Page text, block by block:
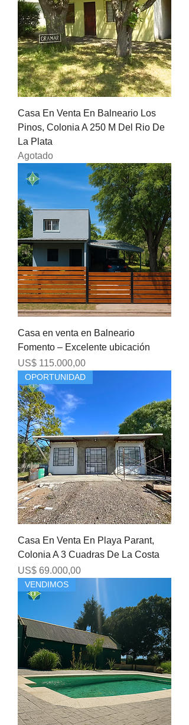
Casa En Venta En Balneario Los
Pinos, Colonia A 250 M Del Rio De
La Plata
Agotado
Casa en venta en Balneario
Fomento – Excelente ubicación
Precio
US$ 115.000,00
OPORTUNIDAD
Casa En Venta En Playa Parant,
Colonia A 3 Cuadras De La Costa
Precio
US$ 69.000,00
VENDIMOS